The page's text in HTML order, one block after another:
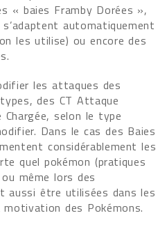
« baies Framby Dorées »,
automatiquement
les utilise) ou encore des
les attaques des
des CT Attaque
selon le type
Dans le cas des Baies
considérablement les
quel pokémon (pratiques
même lors des
aussi être utilisées dans les
des Pokémons.